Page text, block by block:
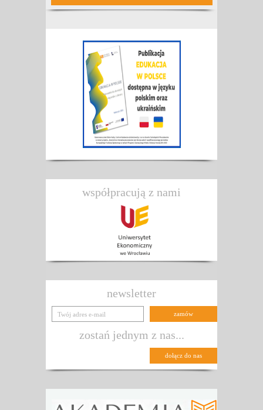
współpracują z nami
newsletter
zostań jednym z nas...